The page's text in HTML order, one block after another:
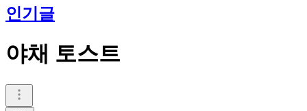
인기글
야채 토스트